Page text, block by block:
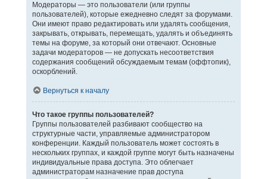
Модераторы — это пользователи (или группы
пользователей), которые ежедневно следят за форумами.
Они имеют право редактировать или удалять сообщения,
закрывать, открывать, перемещать, удалять и объединять
темы на форуме, за который они отвечают. Основные
задачи модераторов — не допускать несоответствия
содержания сообщений обсуждаемым темам (оффтопик),
оскорблений.
Вернуться к началу
Что такое группы пользователей?
Группы пользователей разбивают сообщество на
структурные части, управляемые администратором
конференции. Каждый пользователь может состоять в
нескольких группах, и каждой группе могут быть назначены
индивидуальные права доступа. Это облегчает
администраторам назначение прав доступа